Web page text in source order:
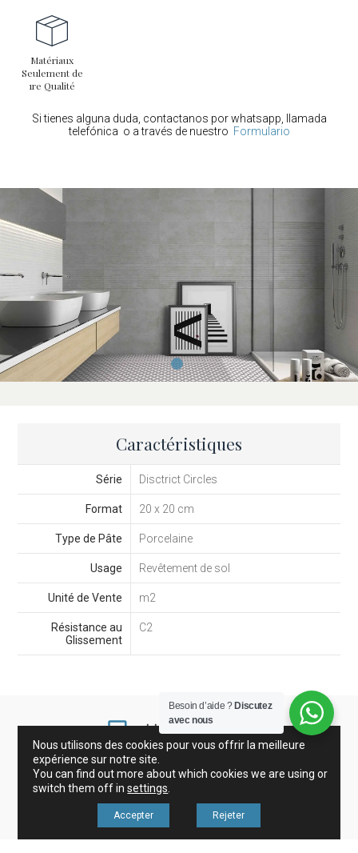
Matériaux
Seulement de
1re Qualité
Si tienes alguna duda, contactanos por whatsapp, llamada
telefónica o a través de nuestro Formulario
Caractéristiques
Série Disctrict Circles
Format 20 x 20 cm
Type de Pâte Porcelaine
Usage Revêtement de sol
Unité de Vente m2
Résistance au
Glissement
C2
Grès Cérame et Carreaux Gresite Décoration
Nous utilisons des cookies pour vous offrir la meilleure
expérience sur notre site.
You can find out more about which cookies we are using or
switch them off insettings
Accepter Rejeter
Besoin d’aide ? Discutez
avec nous